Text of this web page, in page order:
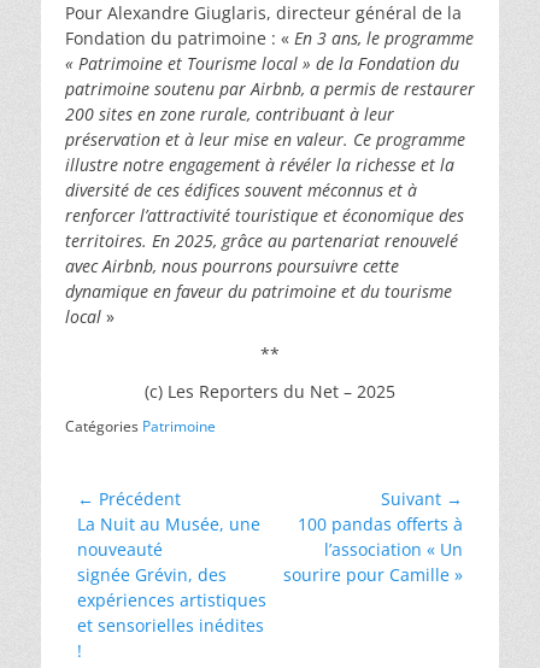
Pour Alexandre Giuglaris, directeur général de la
Fondation du patrimoine : « En 3 ans, le programme
« Patrimoine et Tourisme local » de la Fondation du
patrimoine soutenu par Airbnb, a permis de restaurer
200 sites en zone rurale, contribuant à leur
préservation et à leur mise en valeur. Ce programme
illustre notre engagement à révéler la richesse et la
diversité de ces édifices souvent méconnus et à
renforcer l’attractivité touristique et économique des
territoires. En 2025, grâce au partenariat renouvelé
avec Airbnb, nous pourrons poursuivre cette
dynamique en faveur du patrimoine et du tourisme
local »
**
(c) Les Reporters du Net – 2025
Catégories Patrimoine
Navigation
de
l’article
← Précédent
Article
précédent :
La Nuit au Musée, une
nouveauté
signée Grévin, des
expériences artistiques
et sensorielles inédites
!
Suivant →
Article
suivant :
100 pandas offerts à
l’association « Un
sourire pour Camille »